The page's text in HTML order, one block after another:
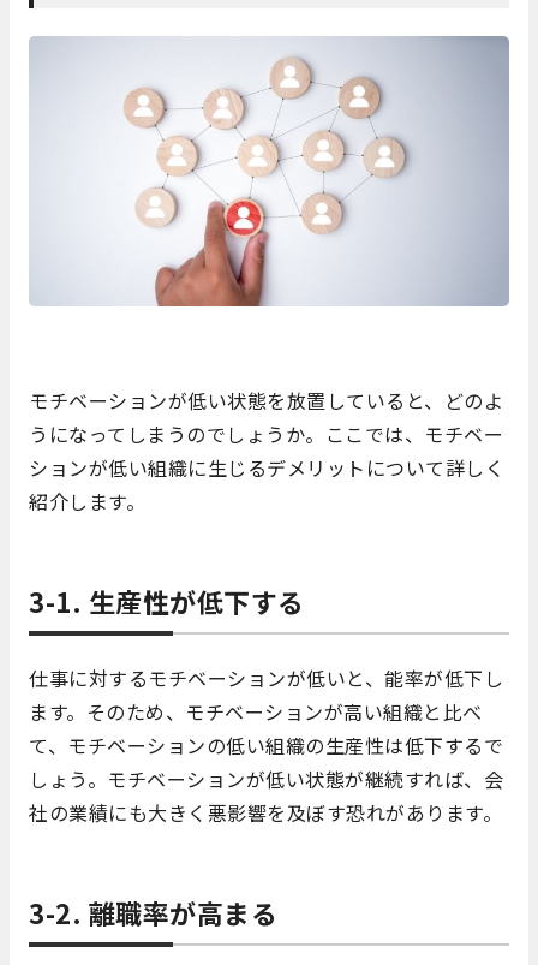
モチベーションが低い状態を放置していると、どのよ
うになってしまうのでしょうか。ここでは、モチベー
ションが低い組織に生じるデメリットについて詳しく
紹介します。
3-1. 生産性が低下する
仕事に対するモチベーションが低いと、能率が低下し
ます。そのため、モチベーションが高い組織と比べ
て、モチベーションの低い組織の生産性は低下するで
しょう。モチベーションが低い状態が継続すれば、会
社の業績にも大きく悪影響を及ぼす恐れがあります。
3-2. 離職率が高まる